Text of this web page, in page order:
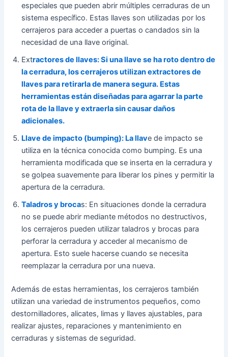
especiales que pueden abrir múltiples cerraduras de un
sistema específico. Estas llaves son utilizadas por los
cerrajeros para acceder a puertas o candados sin la
necesidad de una llave original.
Extractores de llaves: Si una llave se ha roto dentro de
la cerradura, los cerrajeros utilizan extractores de
llaves para retirarla de manera segura. Estas
herramientas están diseñadas para agarrar la parte
rota de la llave y extraerla sin causar daños
adicionales.
Llave de impacto (bumping): La llave de impacto se
utiliza en la técnica conocida como bumping. Es una
herramienta modificada que se inserta en la cerradura y
se golpea suavemente para liberar los pines y permitir la
apertura de la cerradura.
Taladros y brocas: En situaciones donde la cerradura
no se puede abrir mediante métodos no destructivos,
los cerrajeros pueden utilizar taladros y brocas para
perforar la cerradura y acceder al mecanismo de
apertura. Esto suele hacerse cuando se necesita
reemplazar la cerradura por una nueva.
Además de estas herramientas, los cerrajeros también
utilizan una variedad de instrumentos pequeños, como
destornilladores, alicates, limas y llaves ajustables, para
realizar ajustes, reparaciones y mantenimiento en
cerraduras y sistemas de seguridad.